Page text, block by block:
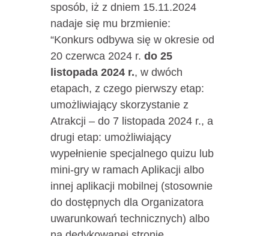
sposób, iż z dniem 15.11.2024
nadaje się mu brzmienie:
“Konkurs odbywa się w okresie od
20 czerwca 2024 r. do 25
listopada 2024 r., w dwóch
etapach, z czego pierwszy etap:
umożliwiający skorzystanie z
Atrakcji – do 7 listopada 2024 r., a
drugi etap: umożliwiający
wypełnienie specjalnego quizu lub
mini-gry w ramach Aplikacji albo
innej aplikacji mobilnej (stosownie
do dostępnych dla Organizatora
uwarunkowań technicznych) albo